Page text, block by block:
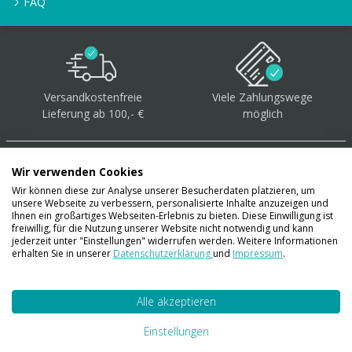
Versandkostenfreie
Lieferung ab 100,- €
Viele Zahlungswege
möglich
Über 40.000 Artikel auf
Lager
Wir verwenden Cookies
Wir können diese zur Analyse unserer Besucherdaten platzieren, um
unsere Webseite zu verbessern, personalisierte Inhalte anzuzeigen und
Ihnen ein großartiges Webseiten-Erlebnis zu bieten. Diese Einwilligung ist
freiwillig, für die Nutzung unserer Website nicht notwendig und kann
jederzeit unter "Einstellungen" widerrufen werden. Weitere Informationen
erhalten Sie in unserer Datenschutzerklärungund Impressum.
Alle akzeptieren
Einstellungen